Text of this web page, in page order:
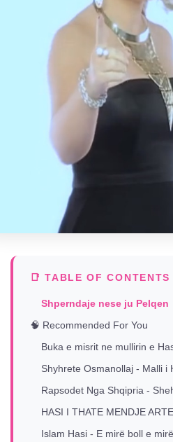
📑 TABLE OF CONTENTS
Shperndaje nese ju Pelqen
🧠 Recommended For You
Buka e misrit ne mullirin e
Shyhrete Osmanollaj - Malli i
Rapsodet Nga Shqipria -
HASI I THATE MENDJE
Islam Hasi - E mirë boll e